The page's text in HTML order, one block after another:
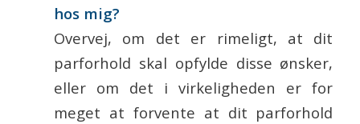
hos mig?
Overvej, om det er rimeligt, at dit
parforhold skal opfylde disse ønsker,
eller om det i virkeligheden er for
meget at forvente at dit parforhold